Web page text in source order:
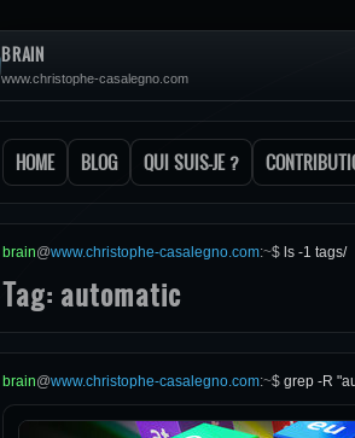
BRAIN
www.christophe-casalegno.com
HOME BLOG QUI SUIS-JE ?
brain@www.christophe-casalegno.com:~$ ls -1 tags/
Tag: automatic
brain@www.christophe-casalegno.com:~$ grep -R